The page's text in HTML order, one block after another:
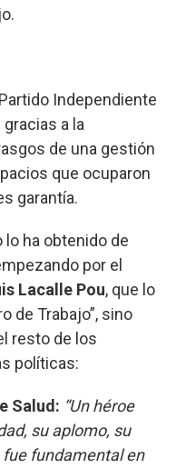
Independiente
a la
de una gestión
que ocuparon
garantía.
ha obtenido de
por el
Lacalle Pou, que lo
de Trabajo”, sino
resto de los
políticas:
Salud: “Un héroe
su aplomo, su
fundamental en